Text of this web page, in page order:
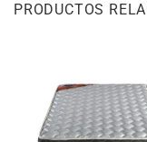
PRODUCTOS